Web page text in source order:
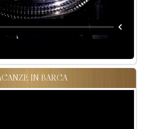
IN BARCA